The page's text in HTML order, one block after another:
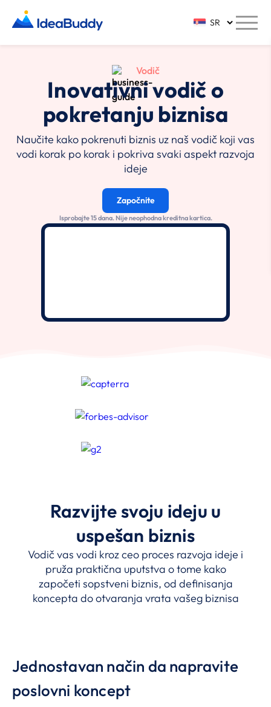
Vodič
Inovativni vodič o
pokretanju biznisa
Naučite kako pokrenuti biznis uz naš vodič koji vas
vodi korak po korak i pokriva svaki aspekt razvoja
ideje
Započnite
Isprobajte 15 dana. Nije neophodna kreditna kartica.
Razvijte svoju ideju u
uspešan biznis
Vodič vas vodi kroz ceo proces razvoja ideje i
pruža praktična uputstva o tome kako
započeti sopstveni biznis, od definisanja
koncepta do otvaranja vrata vašeg biznisa
Jednostavan način da napravite
poslovni koncept